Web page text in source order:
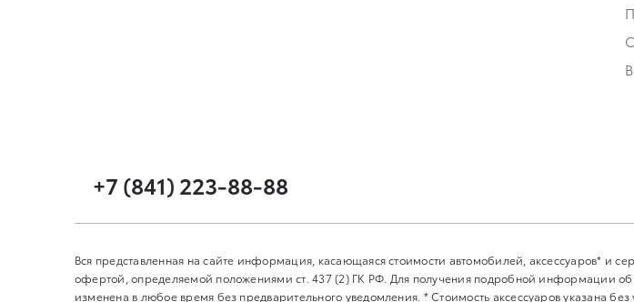
+7 (841) 223-88-88
Вся представленная на сайте информация, касающаяся стоимости автомобилей, аксессуаров* и
офертой, определяемой положениями ст. 437 (2) ГК РФ. Для получения подробной информации
изменена в любое время без предварительного уведомления. * Стоимость аксессуаров указана без